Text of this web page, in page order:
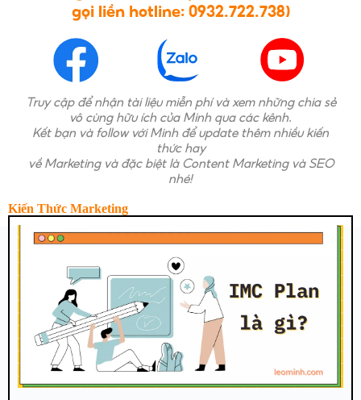
gọi liền hotline: 0932.722.738)
Truy cập để nhận tài liệu miễn phí và xem những chia sẻ
vô cùng hữu ích của Minh qua các kênh.
Kết bạn và follow với Minh để update thêm nhiều kiến
thức hay
về Marketing và đặc biệt là Content Marketing và SEO
nhé!
Kiến Thức Marketing